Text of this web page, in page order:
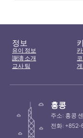
정보
유이 정보
謝濤 소개
교사 팀
홍콩
주소: 홍콩
전화: